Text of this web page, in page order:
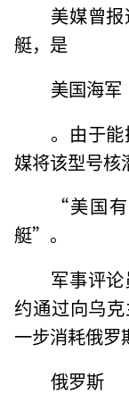
美媒曾
艇，是
美国海
。由于
媒将该型号核
“美国
艇”。
军事评
约通过向乌
一步消耗俄罗
俄罗斯